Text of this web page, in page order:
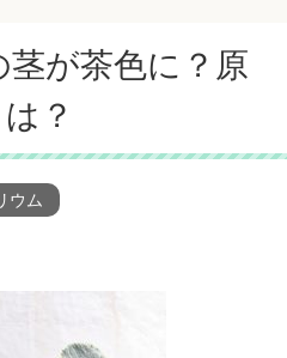
が茶色に？原
？
ウム